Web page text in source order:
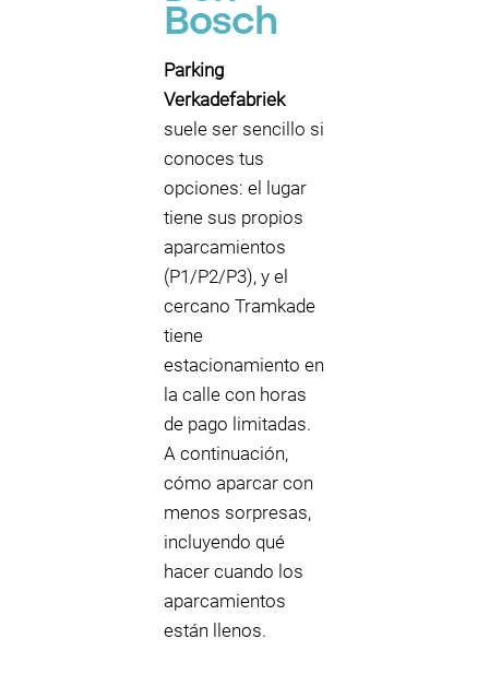
Bosch
Parking
Verkadefabriek
suele ser sencillo si
conoces tus
opciones: el lugar
tiene sus propios
aparcamientos
(P1/P2/P3), y el
cercano Tramkade
tiene
estacionamiento en
la calle con horas
de pago limitadas.
A continuación,
cómo aparcar con
menos sorpresas,
incluyendo qué
hacer cuando los
aparcamientos
están llenos.